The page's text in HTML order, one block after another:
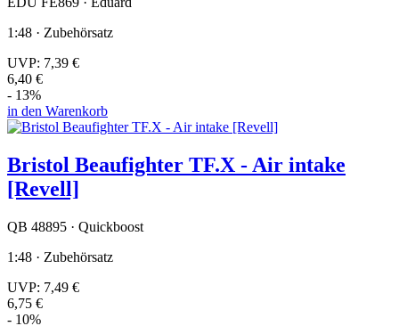
1:48 · Zubehörsatz
UVP: 7,39 €
6,40 €
- 13%
in den Warenkorb
Bristol Beaufighter TF.X - Air intake
[Revell]
QB 48895 · Quickboost
1:48 · Zubehörsatz
UVP: 7,49 €
6,75 €
- 10%